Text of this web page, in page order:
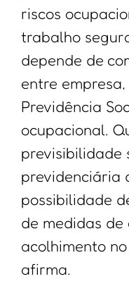
riscos
trabalho
depende de
entre
Previdência
ocupacional.
previsibilidade
previdenciária
possibilidade
de medidas
acolhimento
afirma.